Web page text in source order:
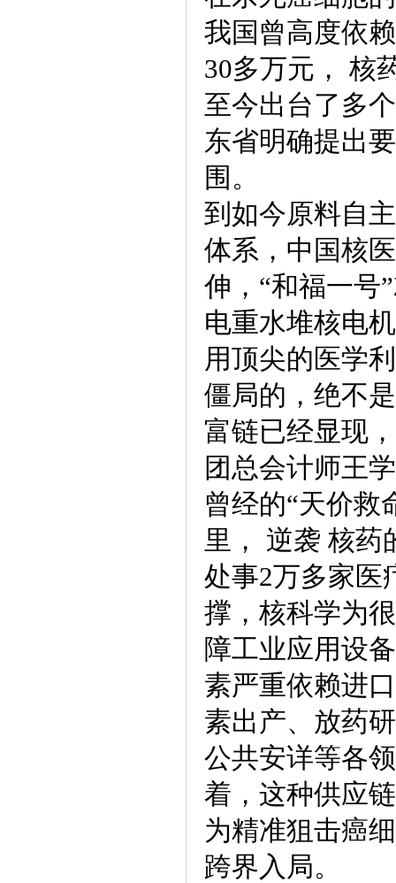
我国曾高度依
30多万元， 核
至今出台了多
东省明确提出
围。
到如今原料自
体系，中国核
伸，“和福一号
电重水堆核电
用顶尖的医学
僵局的，绝不
富链已经显现
团总会计师王
曾经的“天价救
里， 逆袭 核药
处事2万多家医
撑，核科学为
障工业应用设
素严重依赖进
素出产、放药
公共安详等各
着，这种供应
为精准狙击癌
跨界入局。